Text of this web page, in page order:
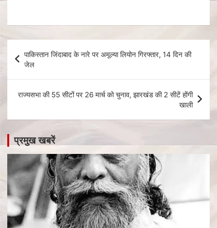
पाकिस्तान जिंदाबाद के नारे पर अमूल्या लियोन गिरफ्तार, 14 दिन की
जेल
राज्यसभा की 55 सीटों पर 26 मार्च को चुनाव, झारखंड की 2 सीटें होंगी
खाली
प्रमुख खबरें